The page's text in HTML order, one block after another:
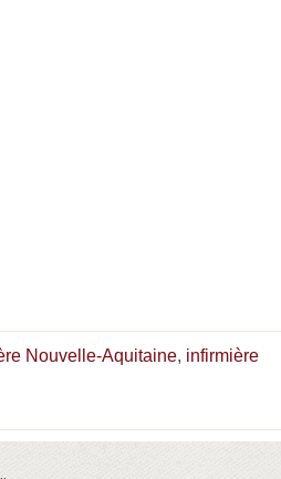
Nouvelle-Aquitaine, infirmière